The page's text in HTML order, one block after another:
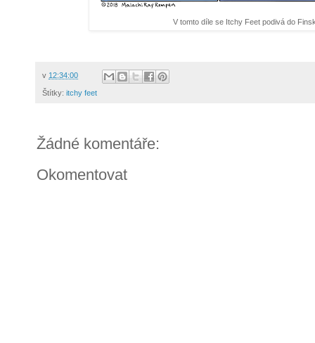
V tomto díle se Itchy Feet podivá do
v 12:34:00
Štítky: itchy feet
Žádné komentáře:
Okomentovat